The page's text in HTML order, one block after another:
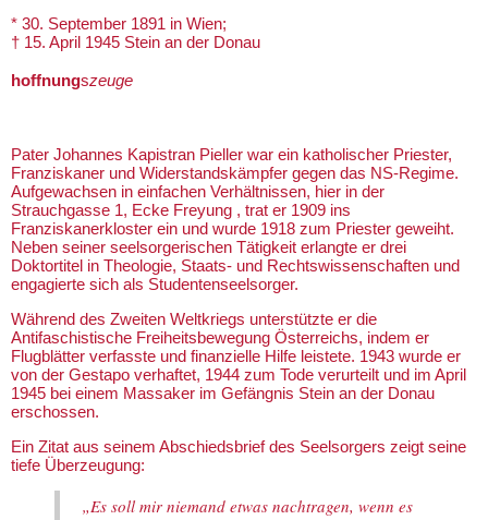
* 30. September 1891 in Wien;
† 15. April 1945 Stein an der Donau
hoffnungszeuge
Pater Johannes Kapistran Pieller war ein katholischer Priester,
Franziskaner und Widerstandskämpfer gegen das NS-Regime.
Aufgewachsen in einfachen Verhältnissen, hier in der
Strauchgasse 1, Ecke Freyung , trat er 1909 ins
Franziskanerkloster ein und wurde 1918 zum Priester geweiht.
Neben seiner seelsorgerischen Tätigkeit erlangte er drei
Doktortitel in Theologie, Staats- und Rechtswissenschaften und
engagierte sich als Studentenseelsorger.
Während des Zweiten Weltkriegs unterstützte er die
Antifaschistische Freiheitsbewegung Österreichs, indem er
Flugblätter verfasste und finanzielle Hilfe leistete. 1943 wurde er
von der Gestapo verhaftet, 1944 zum Tode verurteilt und im April
1945 bei einem Massaker im Gefängnis Stein an der Donau
erschossen.
Ein Zitat aus seinem Abschiedsbrief des Seelsorgers zeigt seine
tiefe Überzeugung:
„Es soll mir niemand etwas nachtragen, wenn es